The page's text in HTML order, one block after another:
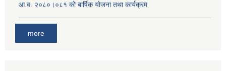
आ.व. २०८०।०८१ को बार्षिक योजना तथा कार्यक्रम
more